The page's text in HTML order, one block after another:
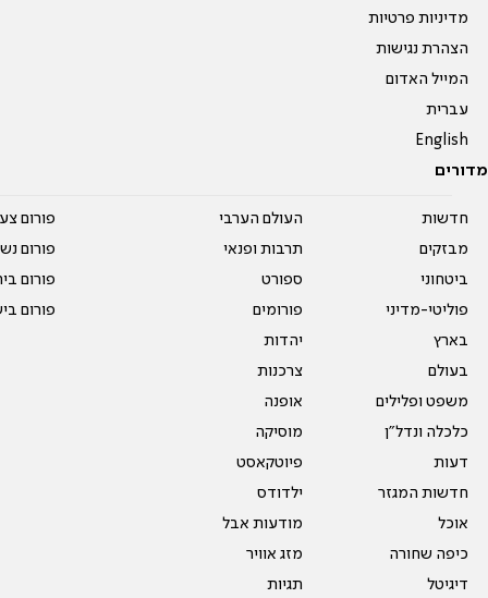
מדיניות פרטיות
הצהרת נגישות
המייל האדום
עברית
English
מדורים
חדשות
מבזקים
ביטחוני
פוליטי-מדיני
בארץ
בעולם
משפט ופלילים
כלכלה ונדל"ן
דעות
חדשות המגזר
אוכל
כיפה שחורה
דיגיטל
העולם הערבי
תרבות ופנאי
ספורט
פורומים
יהדות
צרכנות
אופנה
מוסיקה
פיוטקאסט
ילדודס
מודעות אבל
מזג אוויר
תגיות
פורום
פורום
פורום
פורום